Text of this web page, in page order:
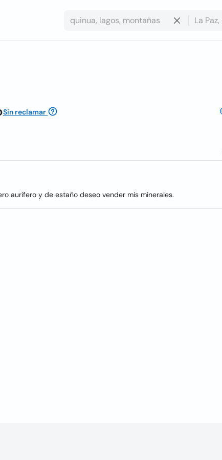
Sin reclamar
aurifero y de estaño deseo vender mis minerales.